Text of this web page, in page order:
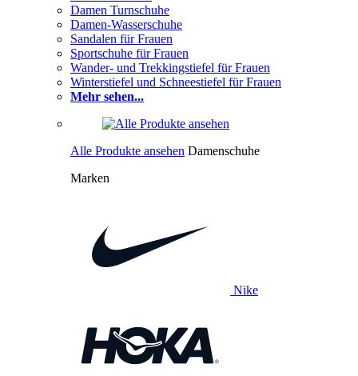
Damen Turnschuhe
Damen-Wasserschuhe
Sandalen für Frauen
Sportschuhe für Frauen
Wander- und Trekkingstiefel für Frauen
Winterstiefel und Schneestiefel für Frauen
Mehr sehen...
Alle Produkte ansehen Damenschuhe
Marken
Nike